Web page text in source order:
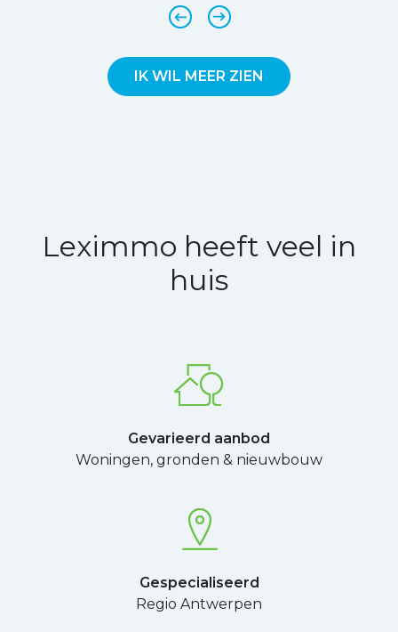
‹ ›
IK WIL MEER ZIEN
Leximmo heeft veel in
huis
Gevarieerd aanbod
Woningen, gronden & nieuwbouw
Gespecialiseerd
Regio Antwerpen